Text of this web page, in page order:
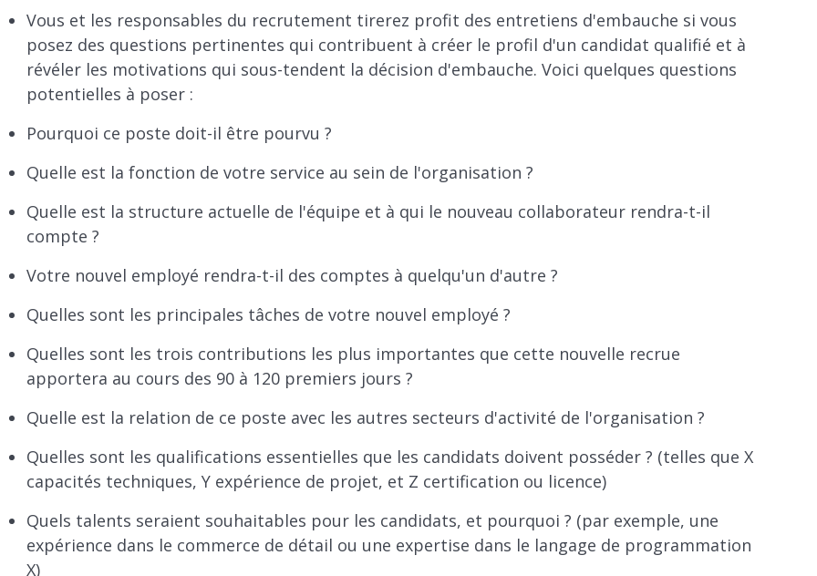
Vous et les responsables du recrutement tirerez profit des entretiens d'embauche si vous
posez des questions pertinentes qui contribuent à créer le profil d'un candidat qualifié et à
révéler les motivations qui sous-tendent la décision d'embauche. Voici quelques questions
potentielles à poser :
Pourquoi ce poste doit-il être pourvu ?
Quelle est la fonction de votre service au sein de l'organisation ?
Quelle est la structure actuelle de l'équipe et à qui le nouveau collaborateur rendra-t-il
compte ?
Votre nouvel employé rendra-t-il des comptes à quelqu'un d'autre ?
Quelles sont les principales tâches de votre nouvel employé ?
Quelles sont les trois contributions les plus importantes que cette nouvelle recrue
apportera au cours des 90 à 120 premiers jours ?
Quelle est la relation de ce poste avec les autres secteurs d'activité de l'organisation ?
Quelles sont les qualifications essentielles que les candidats doivent posséder ? (telles que X
capacités techniques, Y expérience de projet, et Z certification ou licence)
Quels talents seraient souhaitables pour les candidats, et pourquoi ? (par exemple, une
expérience dans le commerce de détail ou une expertise dans le langage de programmation
X)